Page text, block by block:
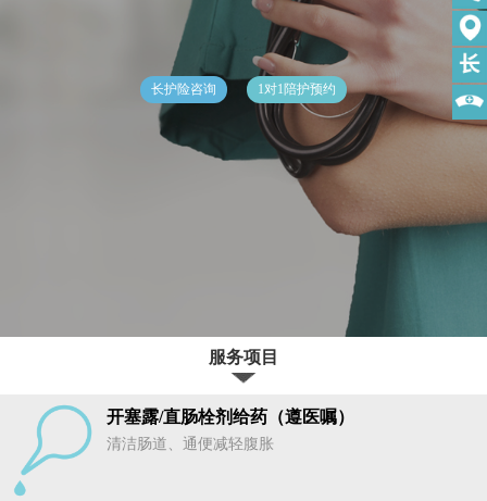
长护险咨询 1对1陪护预约
服务项目
开塞露/直肠栓剂给药（遵医嘱）
清洁肠道、通便减轻腹胀